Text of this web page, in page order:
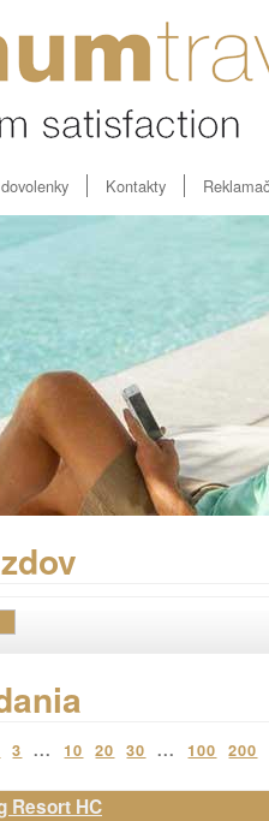
Kontakty
3 ... 10 20 30 ... 100 200
Resort HC